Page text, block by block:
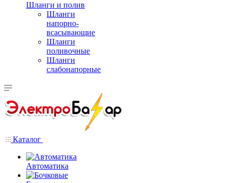
Шланги и полив
Шланги
напорно-
всасывающие
Шланги
поливочные
Шланги
слабонапорные
Каталог
Автоматика